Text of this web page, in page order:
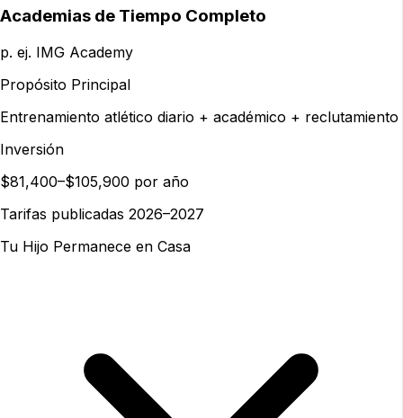
Academias de Tiempo Completo
p. ej. IMG Academy
Propósito Principal
Entrenamiento atlético diario + académico + reclutamiento
Inversión
$81,400–$105,900 por año
Tarifas publicadas 2026–2027
Tu Hijo Permanece en Casa